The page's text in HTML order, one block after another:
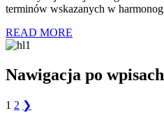
terminów wskazanych w
READ MORE
Nawigacja po wpisach
1 2 ❯